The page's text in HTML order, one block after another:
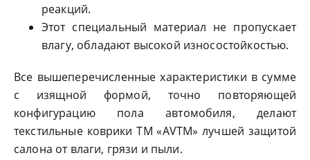
реакций.
Этот специальный материал не пропускает
влагу, обладают высокой износостойкостью.
Все вышеперечисленные характеристики в сумме
с изящной формой, точно повторяющей
конфигурацию пола автомобиля, делают
текстильные коврики ТМ «AVTM» лучшей защитой
салона от влаги, грязи и пыли.